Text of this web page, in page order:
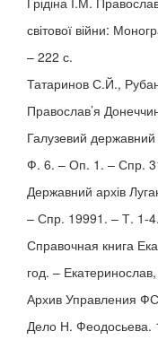
світової війни:
– 222 с.
Татаринов С.Й.,
Православ’я
Галузевий
Ф. 6. – Оп. 1. – Спр.
Державний архів
– Спр. 19991. – Т. 1-4.
Справочная книга
год. –
Архив Управления
Дело Н. Феодосьева.